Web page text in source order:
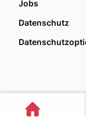
Jobs
Datenschutz